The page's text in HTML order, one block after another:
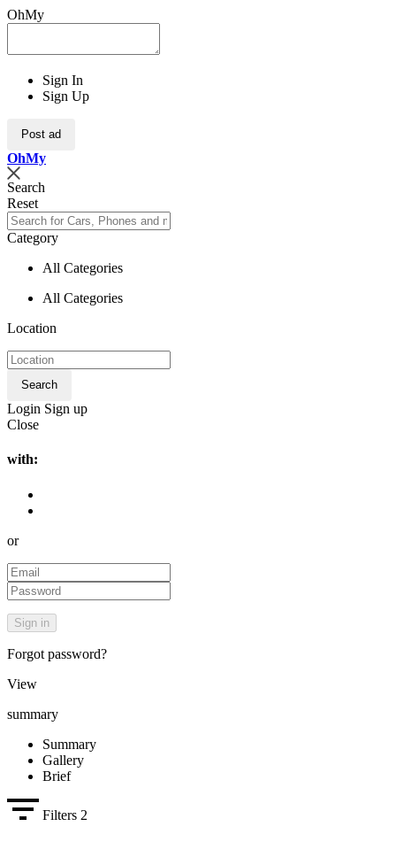
OhMy
Sign In
Sign Up
Post ad
OhMy
Search
Reset
Category
All Categories
All Categories
Location
Search
Login Sign up
Close
with:
or
Forgot password?
View
summary
Summary
Gallery
Brief
Filters 2